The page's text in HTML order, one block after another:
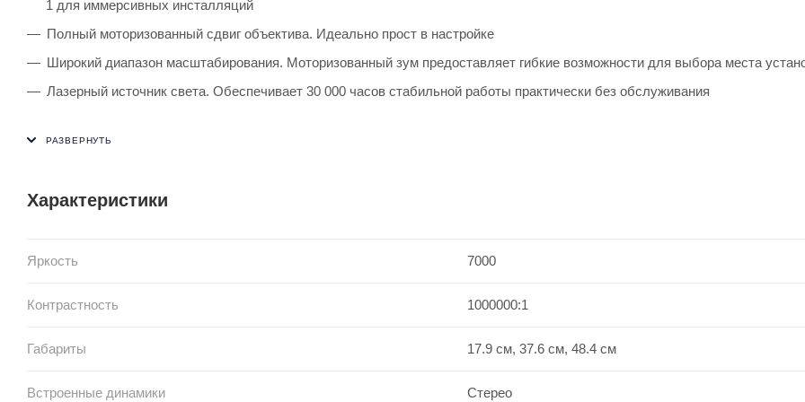
1 для иммерсивных инсталляций
Полный моторизованный сдвиг объектива. Идеально прост в настройке
Широкий диапазон масштабирования. Моторизованный зум предоставляет гибкие возможности для выбора места
Лазерный источник света. Обеспечивает 30 000 часов стабильной работы практически без обслуживания
Характеристики
Яркость 7000
Контрастность 1000000:1
Габариты 17.9 см, 37.6 см, 48.4 см
Встроенные динамики Стерео